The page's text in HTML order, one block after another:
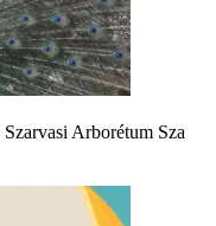
Arborétum Sza